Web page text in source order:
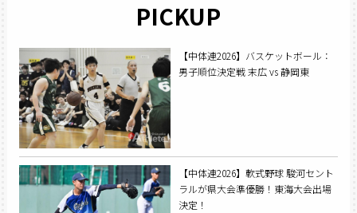
PICKUP
【中体連2026】バスケットボール：
男子順位決定戦 末広 vs 静岡東
【中体連2026】軟式野球 駿河セント
ラルが県大会準優勝！東海大会出場
決定！